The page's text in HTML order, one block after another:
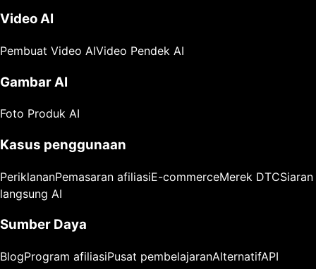
Video AI
Pembuat Video AIVideo Pendek AI
Gambar AI
Foto Produk AI
Kasus penggunaan
PeriklananPemasaran afiliasiE-commerceMerek DTCSiaran
langsung AI
Sumber Daya
BlogProgram afiliasiPusat pembelajaranAlternatifAPI